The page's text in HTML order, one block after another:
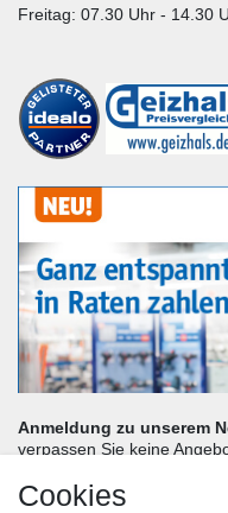
Freitag: 07.30 Uhr - 14.30
Anmeldung zu unserem
verpassen Sie keine
Cookies